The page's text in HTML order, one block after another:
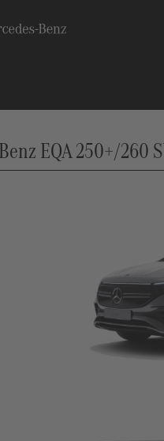
EQA 250+/260